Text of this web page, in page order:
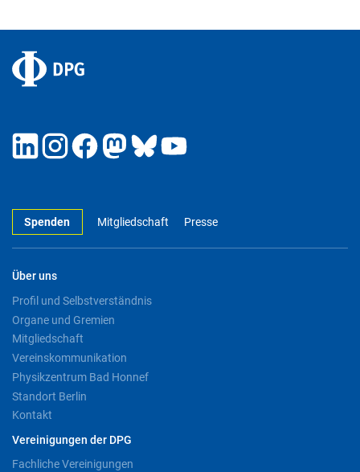
Spenden Mitgliedschaft Presse
Über uns
Profil und Selbstverständnis
Organe und Gremien
Mitgliedschaft
Vereinskommunikation
Physikzentrum Bad Honnef
Standort Berlin
Kontakt
Vereinigungen der DPG
Fachliche Vereinigungen